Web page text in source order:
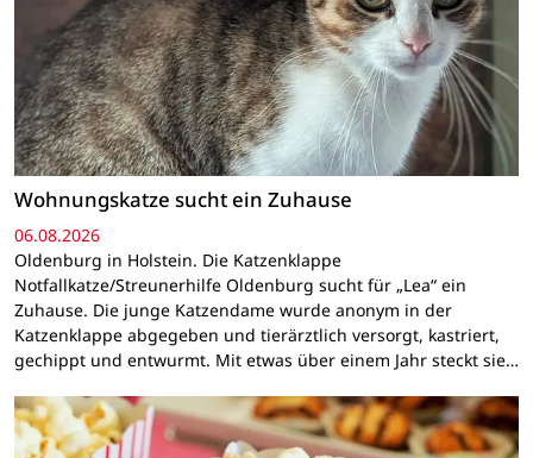
Wohnungskatze sucht ein Zuhause
06.08.2026
Oldenburg in Holstein. Die Katzenklappe
Notfallkatze/Streunerhilfe Oldenburg sucht für „Lea“ ein
Zuhause. Die junge Katzendame wurde anonym in der
Katzenklappe abgegeben und tierärztlich versorgt, kastriert,
gechippt und entwurmt. Mit etwas über einem Jahr steckt sie…